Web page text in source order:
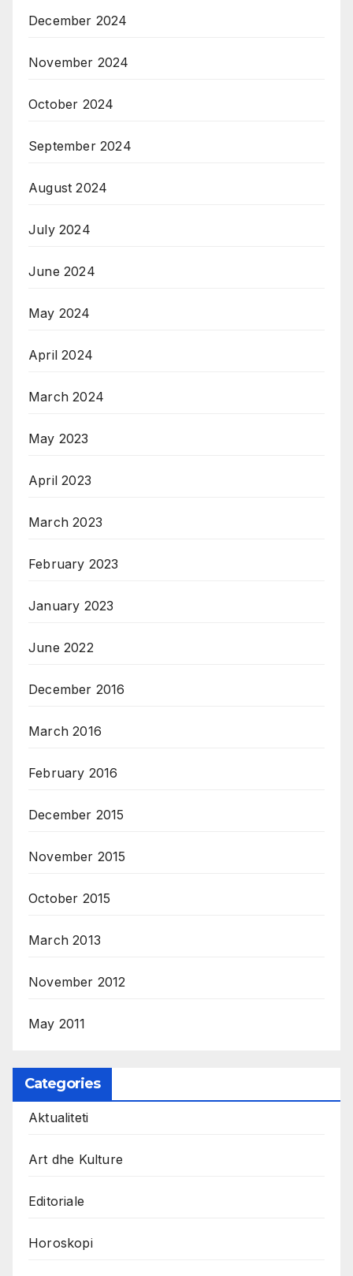
December 2024
November 2024
October 2024
September 2024
August 2024
July 2024
June 2024
May 2024
April 2024
March 2024
May 2023
April 2023
March 2023
February 2023
January 2023
June 2022
December 2016
March 2016
February 2016
December 2015
November 2015
October 2015
March 2013
November 2012
May 2011
Categories
Aktualiteti
Art dhe Kulture
Editoriale
Horoskopi